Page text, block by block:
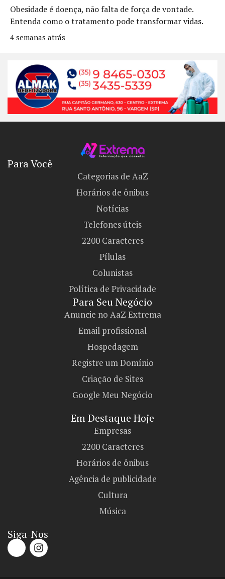
Obesidade é doença, não falta de força de vontade.
Entenda como o tratamento pode transformar vidas.
4 semanas atrás
Para Você
Categorias de AaZ
Horários de ônibus
Notícias
Telefones úteis
2200 Caracteres
Pílulas
Colunistas
Política de Privacidade
Para Seu Negócio​
Anuncie no AaZ Extrema
Email profissional
Hospedagem
Registre um Domínio
Criação de Sites
Google Meu Negócio
Em Destaque Hoje
Empresas
2200 Caracteres
Horários de ônibus
Agência de publicidade
Cultura
Música
Siga-Nos